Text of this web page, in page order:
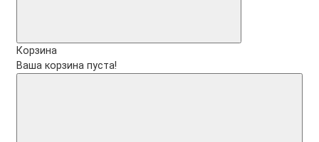
Корзина
Ваша корзина пуста!